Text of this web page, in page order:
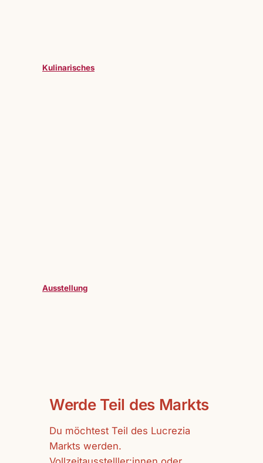
Kulinarisches
Ausstellung
Werde Teil des Markts
Du möchtest Teil des Lucrezia
Markts werden.